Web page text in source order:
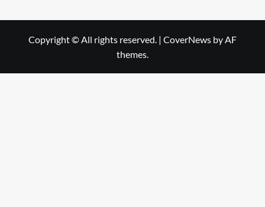
Copyright © All rights reserved. | CoverNews by AF
themes.